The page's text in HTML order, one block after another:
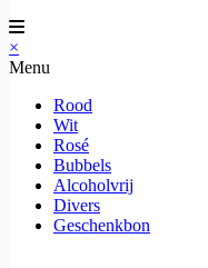
×
Menu
Rood
Wit
Rosé
Bubbels
Alcoholvrij
Divers
Geschenkbon